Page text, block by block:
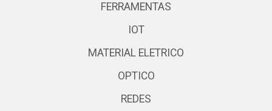
FERRAMENTAS
IOT
MATERIAL ELETRICO
OPTICO
REDES